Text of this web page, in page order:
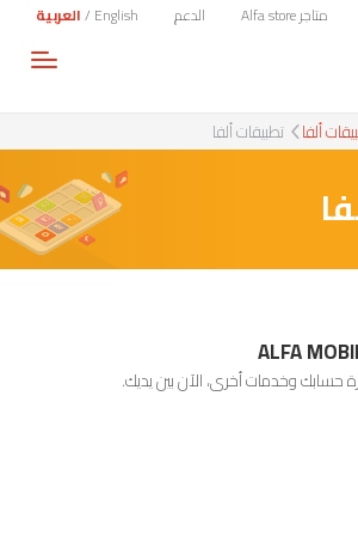
English
/العربية الدعم متاجر Alfa store
ألفا تطبيقات ألفا
ALFA
حسابك وخدمات أخرى، الآن بين يديك.